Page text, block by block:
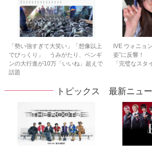
「勢い強すぎて大笑い」「想像以上
でびっくり」 うみがたり、ペンギ
ンの大行進が10万「いいね」超えで
話題
IVE ウォニョ
姿”に反響！
「完璧なスタ
トピックス 最新ニュ